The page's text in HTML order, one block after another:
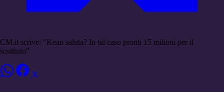
CM.it scrive: "Kean saluta? In tal caso pronti 15 milioni per il
sostituto"